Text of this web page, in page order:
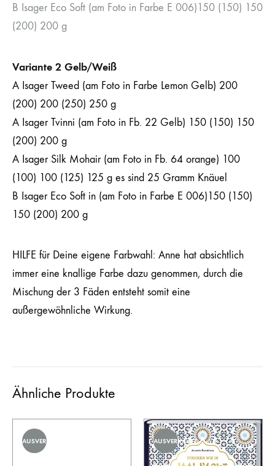
B Isager Eco Soft (am Foto in Farbe E 006)150 (150) 150
(200) 200 g
Variante 2 Gelb/Weiß
A Isager Tweed (am Foto in Farbe Lemon Gelb) 200
(200) 200 (250) 250 g
A Isager Tvinni (am Foto in Fb. 22 Gelb) 150 (150) 150
(200) 200 g
A Isager Silk Mohair (am Foto in Fb. 64 orange) 100
(100) 100 (125) 125 g es sind 25 Gramm Knäuel
B Isager Eco Soft in (am Foto in Farbe E 006)150 (150)
150 (200) 200 g
HILFE für Deine eigene Farbwahl: Anne hat absichtlich
immer eine knallige Farbe dazu genommen, durch die
Mischung der 3 Fäden entsteht somit eine
außergewöhnliche Wirkung.
Ähnliche Produkte
AUSVERKAUFT AUSVERKAUFT